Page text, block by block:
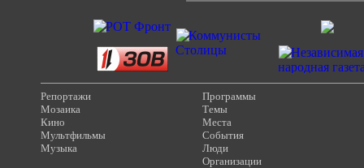
Репортажи
Мозаика
Кино
Мультфильмы
Музыка
Программы
Темы
Места
События
Люди
Организации